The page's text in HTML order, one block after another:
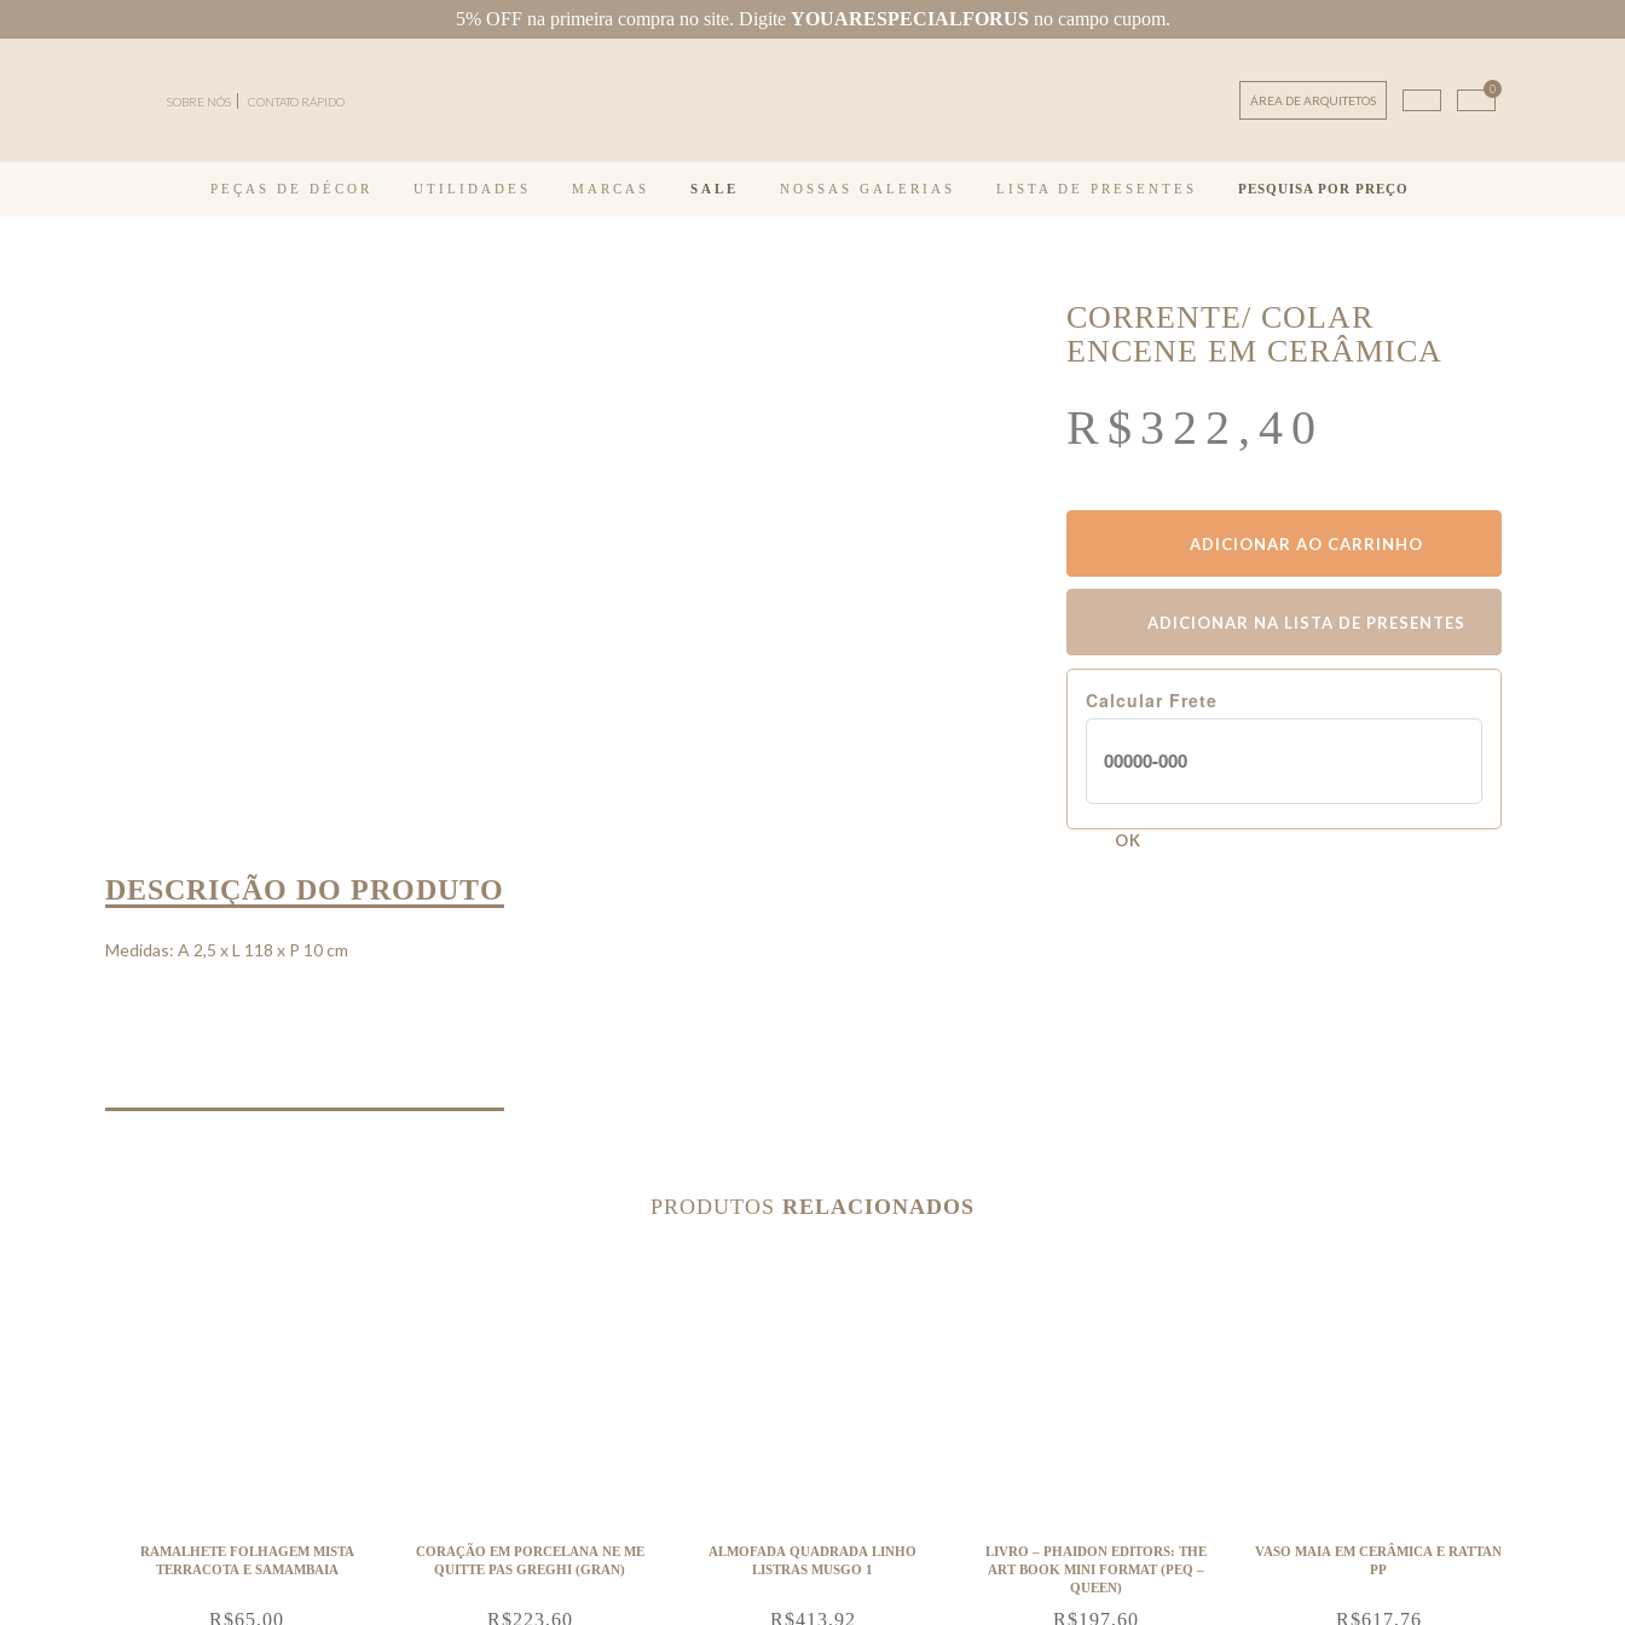
5% OFF na primeira compra no site. Digite YOUARESPECIALFORUS no campo cupom.
SOBRE NÓS CONTATO RÁPIDO ÁREA DE ARQUITETOS
0
PEÇAS DE DÉCOR UTILIDADES MARCAS SALE NOSSAS GALERIAS LISTA DE PRESENTES PESQUISA POR PREÇO
CORRENTE/ COLAR
ENCENE EM CERÂMICA
R$ 322,40
ADICIONAR AO CARRINHO
ADICIONAR NA LISTA DE PRESENTES
Calcular Frete
OK
DESCRIÇÃO DO PRODUTO
Medidas: A 2,5 x L 118 x P 10 cm
PRODUTOS RELACIONADOS
RAMALHETE FOLHAGEM MISTA
TERRACOTA E SAMAMBAIA
R$65,00
CORAÇÃO EM PORCELANA NE ME
QUITTE PAS GREGHI (GRAN)
R$223,60
ALMOFADA QUADRADA LINHO
LISTRAS MUSGO 1
R$413,92
LIVRO – PHAIDON EDITORS: THE
ART BOOK MINI FORMAT (PEQ –
QUEEN)
R$197,60
VASO MAIA EM CERÂMICA E RATTAN
PP
R$617,76